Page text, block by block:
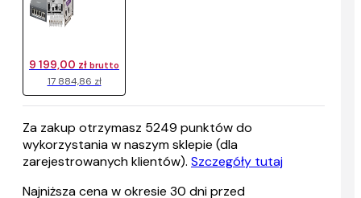
17 884,86 zł
9 199,00 zł brutto
Za zakup otrzymasz 5249 punktów do
wykorzystania w naszym sklepie (dla
zarejestrowanych klientów). Szczegóły tutaj
Najniższa cena w okresie 30 dni przed